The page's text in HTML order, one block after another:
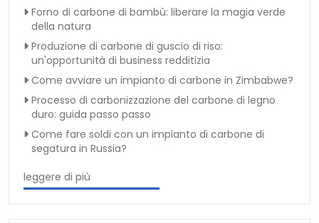
Forno di carbone di bambù: liberare la magia verde
della natura
Produzione di carbone di guscio di riso:
un'opportunità di business redditizia
Come avviare un impianto di carbone in Zimbabwe?
Processo di carbonizzazione del carbone di legno
duro: guida passo passo
Come fare soldi con un impianto di carbone di
segatura in Russia?
leggere di più